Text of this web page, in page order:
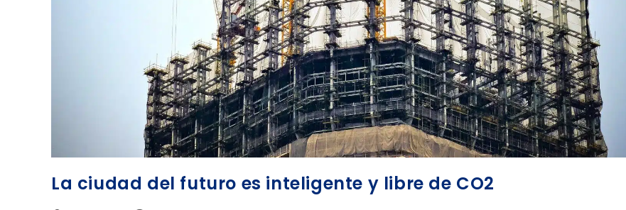
La ciudad del futuro es inteligente y libre de CO2